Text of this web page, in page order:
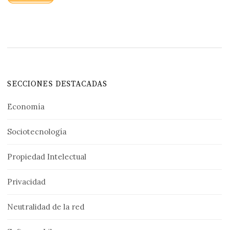
SECCIONES DESTACADAS
Economía
Sociotecnología
Propiedad Intelectual
Privacidad
Neutralidad de la red